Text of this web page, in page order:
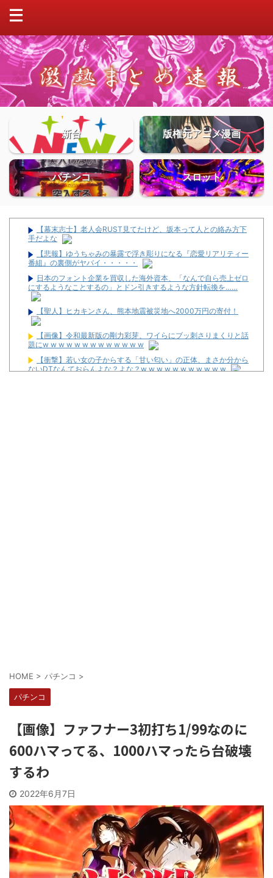
新台 版権元アニメ漫画
パチンコ スロット
【幕末志士】老人会RUST見てたけど、坂本って人との絡み方下
手だよな
【悲報】ゆうちゃみの暴露で浮き彫りになる『恋愛リアリティー
番組』の裏側がヤバイ・・・・・
日本のフォント企業を買収した海外資本、「なんで自ら売上ゼロ
にするようなことするの」とドン引きするような方針転換を……
【聖人】ヒカキンさん、熊本地震被災地へ2000万円の寄付！
【画像】令和最新版の剛力彩芽、ワイらにブッ刺さりまくりと話
題にw w w w w w w w w w w w w
【衝撃】若い女の子からする「甘い匂い」の正体、まさか分から
ないDTなんておらんよな？よな？w w w w w w w w w w w
HOME > パチンコ >
パチンコ
【画像】ファフナー3初打ち1/99なのに
600ハマってる、1000ハマったら台破壊
するわ
2022年6月7日